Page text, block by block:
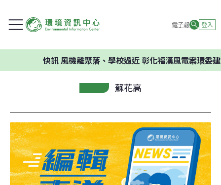
電子報 登入
風機離聚落、學校過近 彰化福漢風電案環委建議不
蘇花高